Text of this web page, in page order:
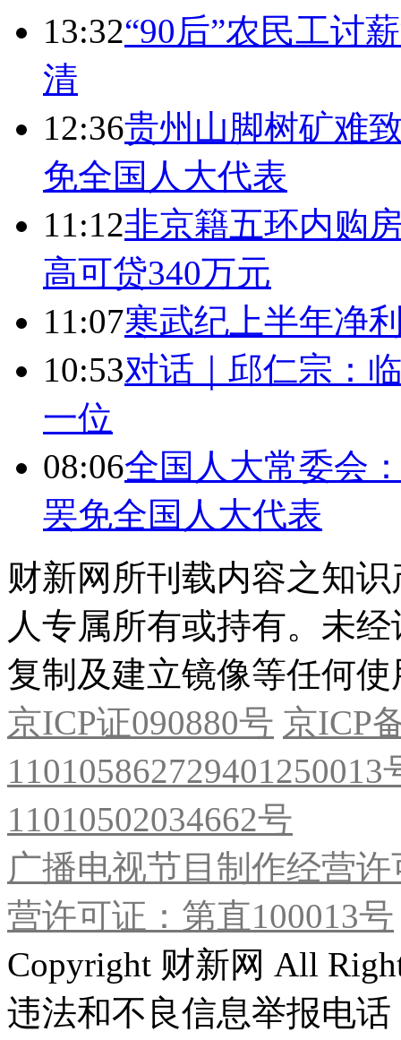
13:32“90后”农民工讨
清
12:36贵州山脚树矿难
免全国人大代表
11:12非京籍五环内购
高可贷340万元
11:07寒武纪上半年净
10:53对话｜邱仁宗：
一位
08:06全国人大常委会
罢免全国人大代表
财新网所刊载内容之知
人专属所有或持有。未
复制及建立镜像等任何使
京ICP证090880号 京ICP
11010502034662号
广播电视节目制作经营
营许可证：第直100013号
Copyright 财新网 All
违法和不良信息举报电